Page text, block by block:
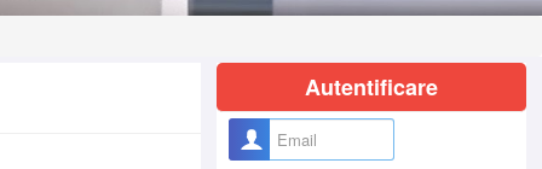
Autentificare
Nume utilizator